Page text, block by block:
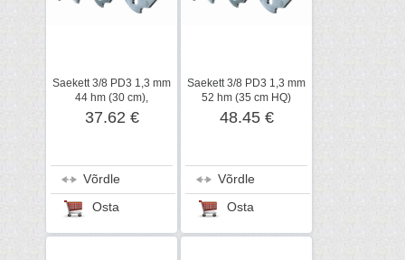
Saekett 3/8 PD3 1,3 mm
44 hm (30 cm),
kõvasulam, STIHL
37.62 €
Võrdle
Osta
Saekett 3/8 PD3 1,3 mm
52 hm (35 cm HQ)
kõvasulam, STIHL
48.45 €
Võrdle
Osta